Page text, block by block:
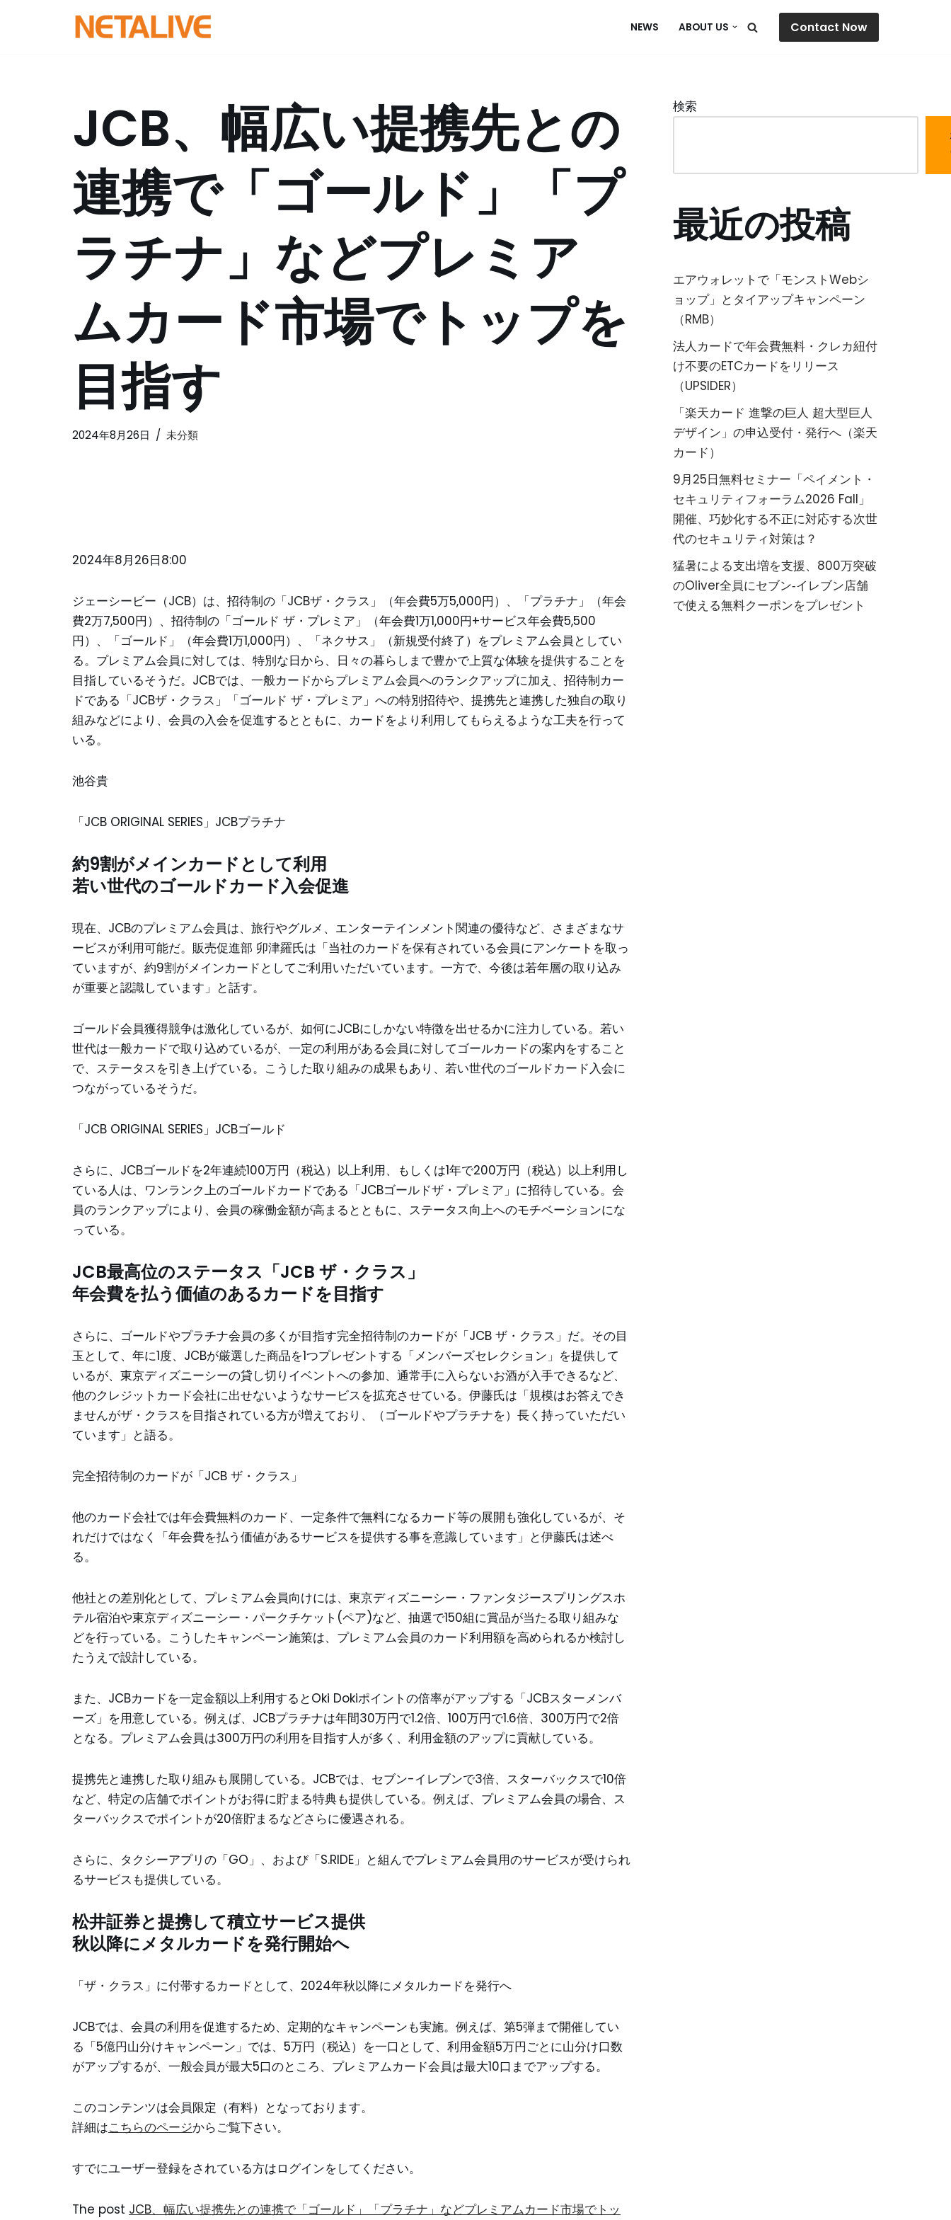
NEWS ABOUT US Contact Now
JCB、幅広い提携先との
連携で「ゴールド」「プ
ラチナ」などプレミア
ムカード市場でトップを
目指す
2024年8月26日 未分類
2024年8月26日8:00
ジェーシービー（JCB）は、招待制の「JCBザ・クラス」（年会費5万5,000円）、「プラチナ」（年会
費2万7,500円）、招待制の「ゴールド ザ・プレミア」（年会費1万1,000円+サービス年会費5,500
円）、「ゴールド」（年会費1万1,000円）、「ネクサス」（新規受付終了）をプレミアム会員としてい
る。プレミアム会員に対しては、特別な日から、日々の暮らしまで豊かで上質な体験を提供することを
目指しているそうだ。JCBでは、一般カードからプレミアム会員へのランクアップに加え、招待制カー
ドである「JCBザ・クラス」「ゴールド ザ・プレミア」への特別招待や、提携先と連携した独自の取り
組みなどにより、会員の入会を促進するとともに、カードをより利用してもらえるような工夫を行って
いる。
池谷貴
「JCB ORIGINAL SERIES」JCBプラチナ
約9割がメインカードとして利用
若い世代のゴールドカード入会促進
現在、JCBのプレミアム会員は、旅行やグルメ、エンターテインメント関連の優待など、さまざまなサ
ービスが利用可能だ。販売促進部 卯津羅氏は「当社のカードを保有されている会員にアンケートを取っ
ていますが、約9割がメインカードとしてご利用いただいています。一方で、今後は若年層の取り込み
が重要と認識しています」と話す。
ゴールド会員獲得競争は激化しているが、如何にJCBにしかない特徴を出せるかに注力している。若い
世代は一般カードで取り込めているが、一定の利用がある会員に対してゴールカードの案内をすること
で、ステータスを引き上げている。こうした取り組みの成果もあり、若い世代のゴールドカード入会に
つながっているそうだ。
「JCB ORIGINAL SERIES」JCBゴールド
さらに、JCBゴールドを2年連続100万円（税込）以上利用、もしくは1年で200万円（税込）以上利用し
ている人は、ワンランク上のゴールドカードである「JCBゴールドザ・プレミア」に招待している。会
員のランクアップにより、会員の稼働金額が高まるとともに、ステータス向上へのモチベーションにな
っている。
JCB最高位のステータス「JCB ザ・クラス」
年会費を払う価値のあるカードを目指す
さらに、ゴールドやプラチナ会員の多くが目指す完全招待制のカードが「JCB ザ・クラス」だ。その目
玉として、年に1度、JCBが厳選した商品を1つプレゼントする「メンバーズセレクション」を提供して
いるが、東京ディズニーシーの貸し切りイベントへの参加、通常手に入らないお酒が入手できるなど、
他のクレジットカード会社に出せないようなサービスを拡充させている。伊藤氏は「規模はお答えでき
ませんがザ・クラスを目指されている方が増えており、（ゴールドやプラチナを）長く持っていただい
ています」と語る。
完全招待制のカードが「JCB ザ・クラス」
他のカード会社では年会費無料のカード、一定条件で無料になるカード等の展開も強化しているが、そ
れだけではなく「年会費を払う価値があるサービスを提供する事を意識しています」と伊藤氏は述べ
る。
他社との差別化として、プレミアム会員向けには、東京ディズニーシー・ファンタジースプリングスホ
テル宿泊や東京ディズニーシー・パークチケット(ペア)など、抽選で150組に賞品が当たる取り組みな
どを行っている。こうしたキャンペーン施策は、プレミアム会員のカード利用額を高められるか検討し
たうえで設計している。
また、JCBカードを一定金額以上利用するとOki Dokiポイントの倍率がアップする「JCBスターメンバ
ーズ」を用意している。例えば、JCBプラチナは年間30万円で1.2倍、100万円で1.6倍、300万円で2倍
となる。プレミアム会員は300万円の利用を目指す人が多く、利用金額のアップに貢献している。
提携先と連携した取り組みも展開している。JCBでは、セブン-イレブンで3倍、スターバックスで10倍
など、特定の店舗でポイントがお得に貯まる特典も提供している。例えば、プレミアム会員の場合、ス
ターバックスでポイントが20倍貯まるなどさらに優遇される。
さらに、タクシーアプリの「GO」、および「S.RIDE」と組んでプレミアム会員用のサービスが受けられ
るサービスも提供している。
松井証券と提携して積立サービス提供
秋以降にメタルカードを発行開始へ
「ザ・クラス」に付帯するカードとして、2024年秋以降にメタルカードを発行へ
JCBでは、会員の利用を促進するため、定期的なキャンペーンも実施。例えば、第5弾まで開催してい
る「5億円山分けキャンペーン」では、5万円（税込）を一口として、利用金額5万円ごとに山分け口数
がアップするが、一般会員が最大5口のところ、プレミアムカード会員は最大10口までアップする。
このコンテンツは会員限定（有料）となっております。
詳細はこちらのページからご覧下さい。
すでにユーザー登録をされている方はログインをしてください。
The post JCB、幅広い提携先との連携で「ゴールド」「プラチナ」などプレミアムカード市場でトッ
検索
最近の投稿
エアウォレットで「モンストWebシ
ョップ」とタイアップキャンペーン
（RMB）
法人カードで年会費無料・クレカ紐付
け不要のETCカードをリリース
（UPSIDER）
「楽天カード 進撃の巨人 超大型巨人
デザイン」の申込受付・発行へ（楽天
カード）
9月25日無料セミナー「ペイメント・
セキュリティフォーラム2026 Fall」
開催、巧妙化する不正に対応する次世
代のセキュリティ対策は？
猛暑による支出増を支援、800万突破
のOliver全員にセブン‐イレブン店舗
で使える無料クーポンをプレゼント